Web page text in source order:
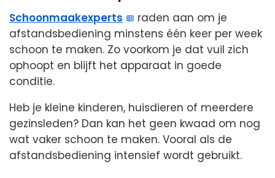
Schoonmaakexperts
raden aan om je
afstandsbediening minstens één keer per week
schoon te maken. Zo voorkom je dat vuil zich
ophoopt en blijft het apparaat in goede
conditie.
Heb je kleine kinderen, huisdieren of meerdere
gezinsleden? Dan kan het geen kwaad om nog
wat vaker schoon te maken. Vooral als de
afstandsbediening intensief wordt gebruikt.